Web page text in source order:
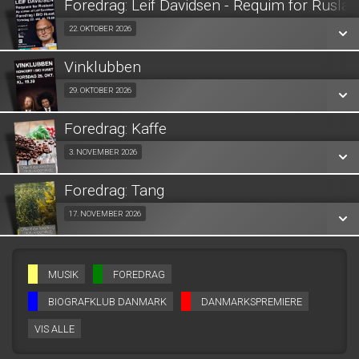
SE ALLE DAGE
LÆS MERE
Foredrag: Leif Davidsen - Requim for
22. OKTOBER 2026
SE ALLE DAGE
LÆS MERE
Vinklubben
29. OKTOBER 2026
SE ALLE DAGE
LÆS MERE
Foredrag: Kaffe
3. NOVEMBER 2026
SE ALLE DAGE
LÆS MERE
Foredrag: Tang
17. NOVEMBER 2026
LÆS MERE
MUSIK FOREDRAG
BIOGRAFKLUB DANMARK DANMARKSPREMIERE
VIS ALLE